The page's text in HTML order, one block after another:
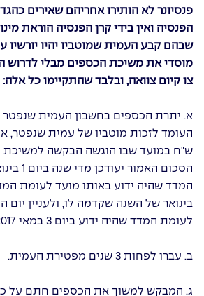
פנסיונר לא הותירו אחריהם שאירים
הפנסיה ואין בידי קרן הפנסיה הוראת
שבהם קבע העמית שמוטביו יהיו יורשיו
מוסדי את משיכת הכספים מבלי לדרוש
צו קיום צוואה, ובלבד שהתקיימו כל אלה:
א. יתרת הכספים בחשבון העמית
ש"ח במועד שבו הוגשה הבקשה למשיכת
הסכום
בינואר של השנה שקדמה לו, ולעניין יום
לעומת המדד שהיה ידוע ביום 3 במאי 2017.
ב. עברו לפחות 3 שנים מפטירת העמית.
ג. המבקש למשוך את הכספים חתם על